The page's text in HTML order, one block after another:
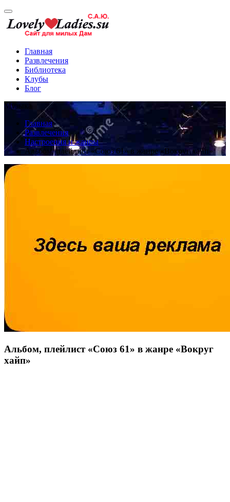
Главная
Развлечения
Библиотека
Клубы
Блог
Музыка
Главная
Развлечения
Настроения и жанры
Альбом, плейлист «Союз 61» в жанре «Вокруг хайп»
Альбом, плейлист «Союз 61» в жанре «Вокруг
хайп»